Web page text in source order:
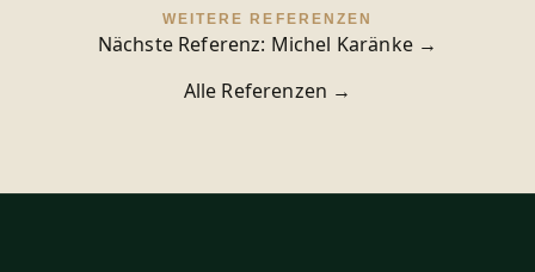
WEITERE REFERENZEN
Nächste Referenz: Michel Karänke →
Alle Referenzen →